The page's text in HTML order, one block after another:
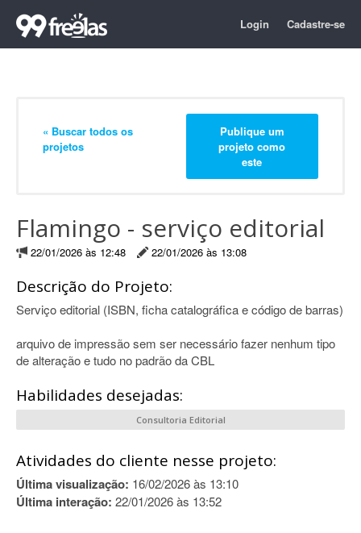
Login Cadastre-se
« Buscar todos os
projetos
Publique um
projeto como
este
Flamingo - serviço editorial
22/01/2026 às 12:48 22/01/2026 às 13:08
Descrição do Projeto:
Serviço editorial (ISBN, ficha catalográfica e código de barras)
arquivo de impressão sem ser necessário fazer nenhum tipo
de alteração e tudo no padrão da CBL
Habilidades desejadas:
Consultoria Editorial
Atividades do cliente nesse projeto:
Última visualização: 16/02/2026 às 13:10
Última interação: 22/01/2026 às 13:52